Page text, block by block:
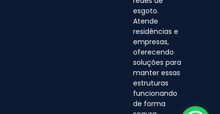
esgoto.
Atende
residências e
empresas,
oferecendo
soluções para
manter essas
estruturas
funcionando
de forma